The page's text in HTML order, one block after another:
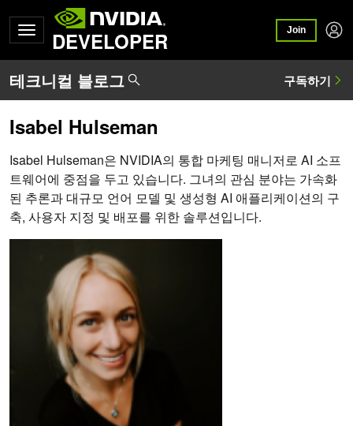
DEVELOPER Join
Isabel Hulseman
Isabel Hulseman은 NVIDIA의 통합 마케팅 매니저로 AI 소프
트웨어에 중점을 두고 있습니다. 그녀의 관심 분야는 가속화
된 추론과 대규모 언어 모델 및 생성형 AI 애플리케이션의 구
축, 사용자 지정 및 배포를 위한 솔루션입니다.